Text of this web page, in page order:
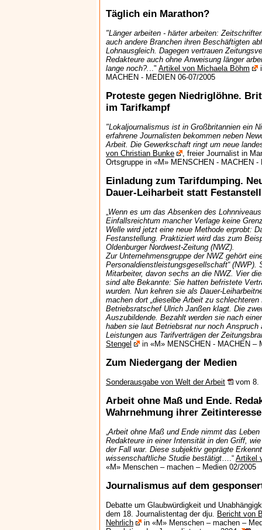
Täglich ein Marathon?
"Länger arbeiten - härter arbeiten:
auch andere Branchen ihren Beschäftigten
Lohnausgleich. Dagegen vertrauen
Redakteure auch ohne Anweisung länger
lange noch?. .." Artikel von Michaela Böhm
MACHEN - MEDIEN 06-07/2005
Proteste gegen Niedriglöhne.
im Tarifkampf
"Lokaljournalismus ist in Großbritannien ein
erfahrene Journalisten bekommen neben
Arbeit. Die Gewerkschaft ringt um neue
von Christian Bunke
, freier Journalist in
Ortsgruppe in «M» MENSCHEN - MACHEN -
Einladung zum Tarifdumping.
Dauer-Leiharbeit statt
„Wenn es um das Absenken des
Einfallsreichtum mancher Verlage keine
Welle wird jetzt eine neue Methode erprobt:
Festanstellung. Praktiziert wird das zum
Oldenburger Nordwest-Zeitung (NWZ).
Zur Unternehmensgruppe der NWZ gehört
Personaldienstleistungsgesellschaft“ (NWP).
Mitarbeiter, davon sechs an die NWZ. Vier
sind alte Bekannte: Sie hatten befristete
wurden. Nun kehren sie als Dauer-
machen dort „dieselbe Arbeit zu schlechteren
Betriebsratschef Ulrich Janßen klagt. Die
Auszubildende. Bezahlt werden sie nach
haben sie laut Betriebsrat nur noch
Leistungen aus Tarifverträgen der
Stengel
in «M» MENSCHEN - MACHEN –
Zum Niedergang der Medien
Sonderausgabe von Welt der Arbeit vom 8.
Arbeit ohne Maß und Ende.
Wahrnehmung ihrer
„Arbeit ohne Maß und Ende nimmt das
Redakteure in einer Intensität in den Griff,
der Fall war. Diese subjektiv geprägte
wissenschaftliche Studie bestätigt….“ Artikel
«M» Menschen – machen – Medien 02/2005
Journalismus auf dem
Debatte um Glaubwürdigkeit und
dem 18. Journalistentag der dju. Bericht von
Nehrlich
in «M» Menschen – machen –